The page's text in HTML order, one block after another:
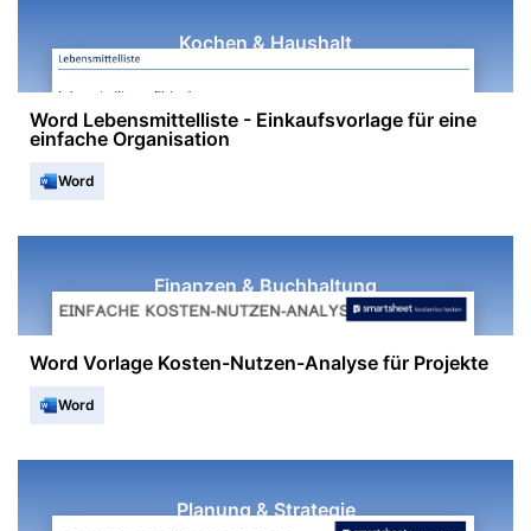
Kochen & Haushalt
Word Lebensmittelliste - Einkaufsvorlage für eine
einfache Organisation
Word
Finanzen & Buchhaltung
Word Vorlage Kosten-Nutzen-Analyse für Projekte
Word
Planung & Strategie